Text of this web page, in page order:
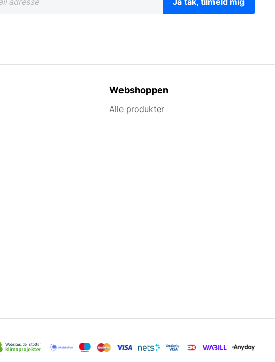
Webshoppen
Alle produkter